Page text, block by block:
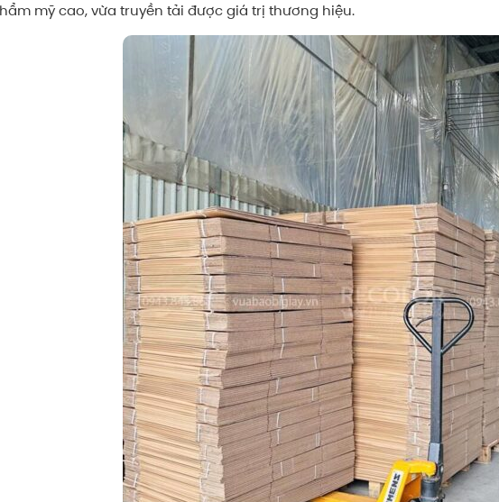
mỹ cao, vừa truyền tải được giá trị thương hiệu.